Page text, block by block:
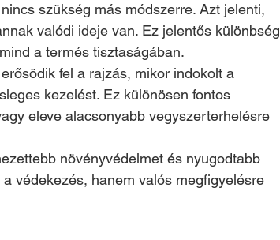
szükség más módszerre. Azt jelenti,
valódi ideje van. Ez jelentős különbség
a termés tisztaságában.
fel a rajzás, mikor indokolt a
kezelést. Ez különösen fontos
eleve alacsonyabb vegyszerterhelésre
növényvédelmet és nyugodtabb
védekezés, hanem valós megfigyelésre